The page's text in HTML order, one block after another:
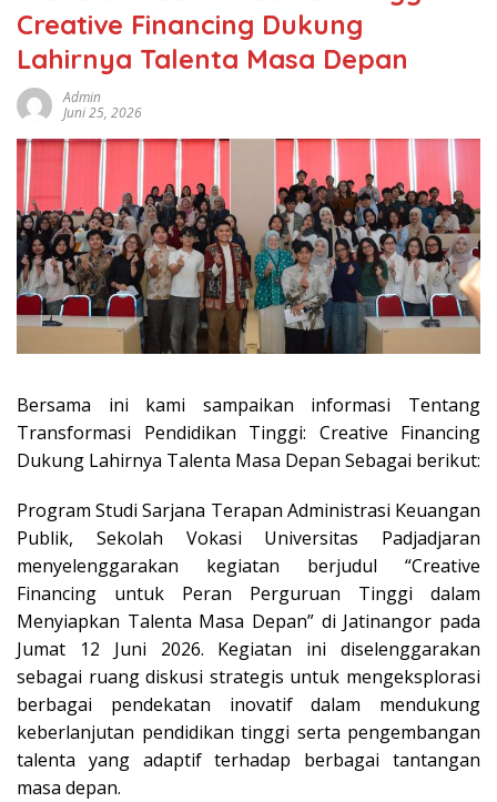
Creative Financing Dukung
Lahirnya Talenta Masa Depan
Admin
Juni 25, 2026
Bersama ini kami sampaikan informasi Tentang
Transformasi Pendidikan Tinggi: Creative Financing
Dukung Lahirnya Talenta Masa Depan Sebagai berikut:
Program Studi Sarjana Terapan Administrasi Keuangan
Publik, Sekolah Vokasi Universitas Padjadjaran
menyelenggarakan kegiatan berjudul “Creative
Financing untuk Peran Perguruan Tinggi dalam
Menyiapkan Talenta Masa Depan” di Jatinangor pada
Jumat 12 Juni 2026. Kegiatan ini diselenggarakan
sebagai ruang diskusi strategis untuk mengeksplorasi
berbagai pendekatan inovatif dalam mendukung
keberlanjutan pendidikan tinggi serta pengembangan
talenta yang adaptif terhadap berbagai tantangan
masa depan.